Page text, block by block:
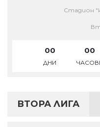
Стадион
00
ДНИ
00
ВТОРА ЛИГА